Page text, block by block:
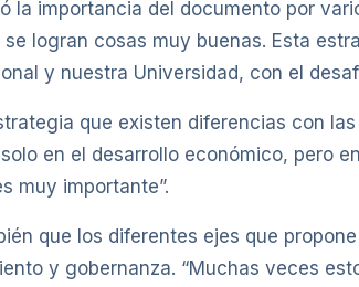
la importancia del documento por
logran cosas muy buenas. Esta
y nuestra Universidad, con el
que existen diferencias con
en el desarrollo económico, pero
muy importante”.
que los diferentes ejes que
y gobernanza. “Muchas veces